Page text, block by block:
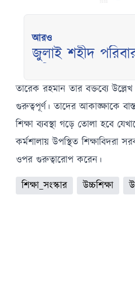
আরও
জুলাই শহীদ
তারেক রহমান তার বক্তব্যে
গুরুত্বপূর্ণ। তাদের আকাঙ্ক্ষাকে
শিক্ষা ব্যবস্থা গড়ে তোলা হবে
কর্মশালায় উপস্থিত শিক্ষাবিদরা
ওপর গুরুত্বারোপ করেন।
শিক্ষা_সংস্কার
উচ্চশিক্ষা